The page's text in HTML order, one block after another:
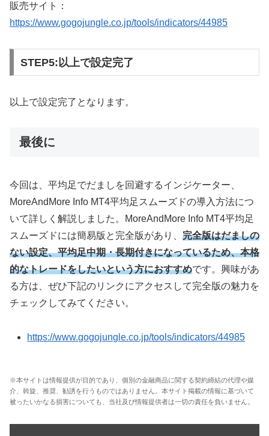
販売サイト：
https://www.gogojungle.co.jp/tools/indicators/44985
STEP5:以上で設定完了
以上で設定完了となります。
最後に
今回は、平均足でだましを回避するインジケーター、
MoreAndMore Info MT4平均足スムーズドの導入方法につ
いて詳しく解説しました。MoreAndMore Info MT4平均足
スムーズドには簡易版と完全版があり、 完全版はだましの
ない設定、平均足中期・長期付きになっているため、本格
的なトレードをしたいという方におすすめです。興味があ
る方は、ぜひ下記のリンクにアクセスして完全版の魅力を
チェックしてみてください。
https://www.gogojungle.co.jp/tools/indicators/44985
※本サイトは情報提供が目的であり、個別の金融商品に関する契約締結の代理や媒
介、斡旋、推奨、勧誘を行うものではありません。本サイト掲載の情報に基づいて
被ったいかなる損害についても、当社及び情報提供者は一切の責任を負いません。